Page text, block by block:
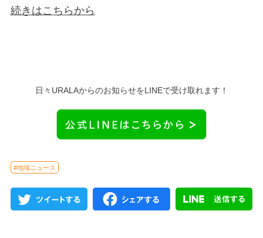
続きはこちらから
日々URALAからのお知らせをLINEで受け取れます！
#地域ニュース